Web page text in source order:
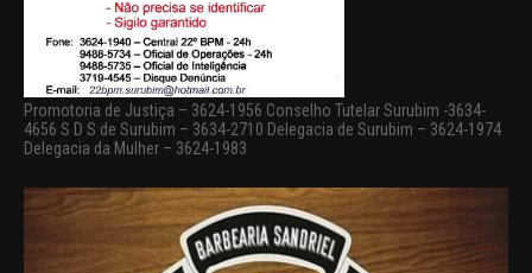
Promotoria de Justiça – 3624-1956 Conselho Tutelar Surubim -3634-
4656 S D S de Surubim – 3634-2710 Delegacia de Surubim – 3624-1974
Delegacia da Mulher – 3624-1983